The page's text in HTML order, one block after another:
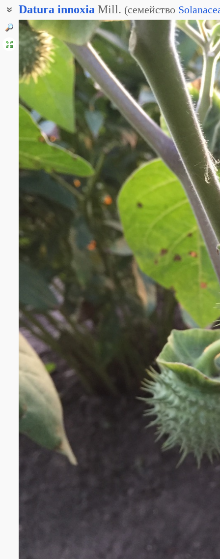
Datura innoxia Mill. (семейство
Дурман индейский